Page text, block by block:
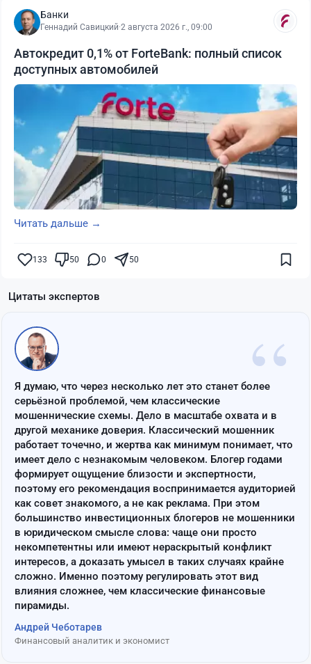
Банки
Геннадий Савицкий·2 августа 2026 г., 09:00
Автокредит 0,1% от ForteBank: полный список
доступных автомобилей
Читать дальше →
133 50 0 50
Цитаты экспертов
“
Я думаю, что через несколько лет это станет более
серьёзной проблемой, чем классические
мошеннические схемы. Дело в масштабе охвата и в
другой механике доверия. Классический мошенник
работает точечно, и жертва как минимум понимает, что
имеет дело с незнакомым человеком. Блогер годами
формирует ощущение близости и экспертности,
поэтому его рекомендация воспринимается аудиторией
как совет знакомого, а не как реклама. При этом
большинство инвестиционных блогеров не мошенники
в юридическом смысле слова: чаще они просто
некомпетентны или имеют нераскрытый конфликт
интересов, а доказать умысел в таких случаях крайне
сложно. Именно поэтому регулировать этот вид
влияния сложнее, чем классические финансовые
пирамиды.
Андрей Чеботарев
Финансовый аналитик и экономист